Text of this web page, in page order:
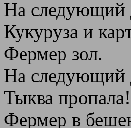
На следующий
Кукуруза и
Фермер зол.
На следующий
Тыква пропала!
Фермер в